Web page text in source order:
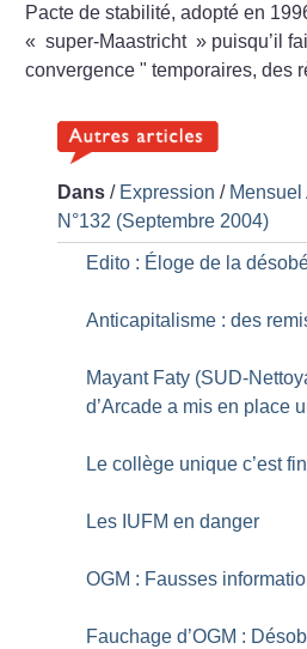
Pacte de stabilité, adopté en
« super-Maastricht » puisqu’il
convergence " temporaires, des
Dans / Expression / Mensuel
N°132 (Septembre 2004)
Edito : Éloge de la
Anticapitalisme : des
Mayant Faty (SUD-
d’Arcade a mis en place
Le collège unique c’est
Les IUFM en danger
OGM : Fausses
Fauchage d’OGM :